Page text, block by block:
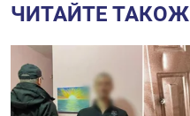
ЧИТАЙТЕ ТАКОЖ